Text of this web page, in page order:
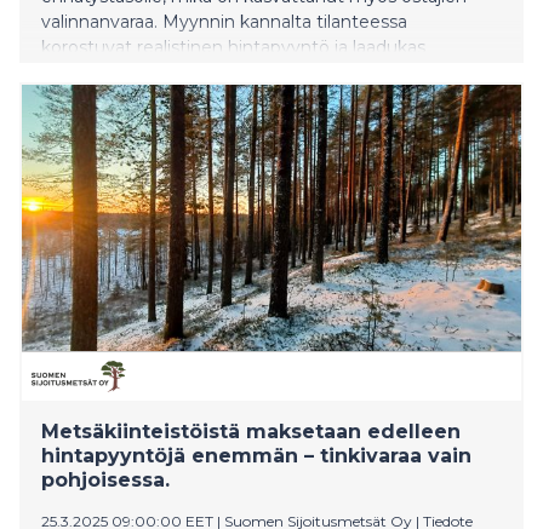
valinnanvaraa. Myynnin kannalta tilanteessa
korostuvat realistinen hintapyyntö ja laadukas
Metsäkiinteistöistä maksetaan edelleen
hintapyyntöjä enemmän – tinkivaraa vain
pohjoisessa.
25.3.2025 09:00:00 EET | Suomen Sijoitusmetsät Oy | Tiedote